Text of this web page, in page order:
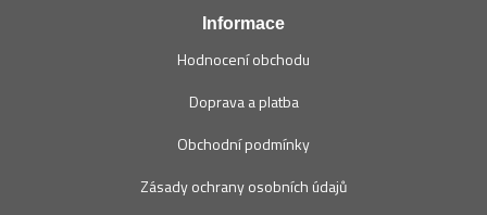
Informace
Hodnocení obchodu
Doprava a platba
Obchodní podmínky
Zásady ochrany osobních údajů